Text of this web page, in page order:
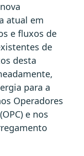
atual em
e fluxos de
de
desta
para a
Operadores
e nos